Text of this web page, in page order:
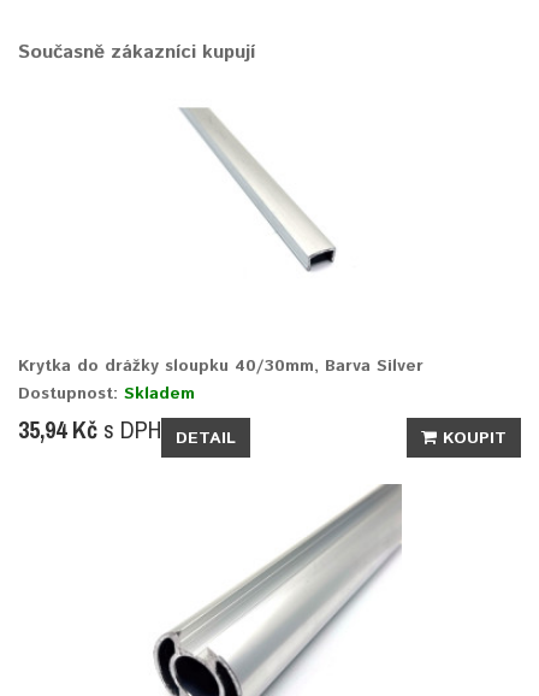
Současně zákazníci kupují
Krytka do drážky sloupku 40/30mm, Barva Silver
Dostupnost: Skladem
35,94 Kč s DPH DETAIL KOUPIT